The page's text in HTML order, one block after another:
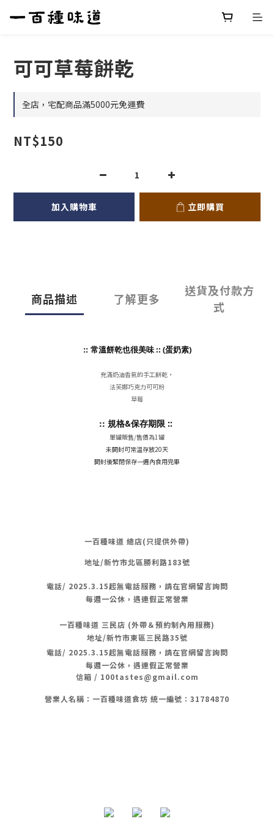
可可草莓餅乾
全店，宅配商品滿5000元免運費
NT$150
加入購物車 立即購買
商品描述 了解更多
送貨及付款方
式
:: 常溫餅乾也很美味:: (蛋奶素)
充滿奶油香氣的手工餅乾，
法芙娜巧克力可可粉
草莓
:: 規格&保存期限 ::
單罐販售/售價為1罐
未開封可常溫存放20天
開封後緊閉保存一週內食用完畢
一百種味道 總店(只提供外帶)
地址/新竹市北區勝利路183號
電話/ 2025.3.15起無電話服務，請在官網留言詢問
每週一公休，遇連假正常營業
一百種味道 三民店 (外帶＆預約制內用服務)
地址/新竹市東區三民路35號
電話/ 2025.3.15起無電話服務，請在官網留言詢問
每週一公休，遇連假正常營業
信箱 / 100tastes@gmail.com
營業人名稱：一百種味道食坊 統一編號：31784870